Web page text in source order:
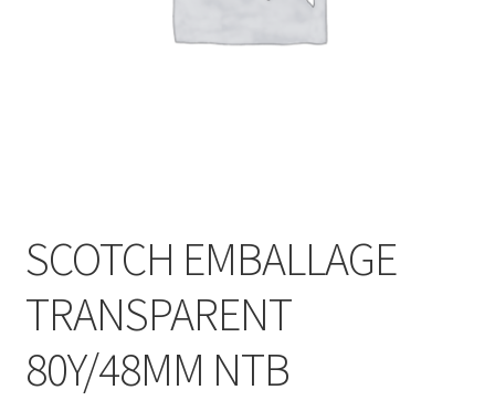
SCOTCH EMBALLAGE
TRANSPARENT
80Y/48MM NTB